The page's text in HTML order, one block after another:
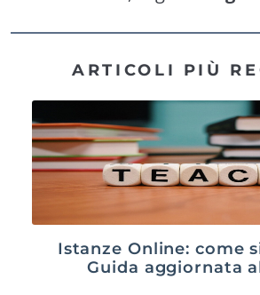
ARTICOLI PIÙ
Istanze Online: come
Guida aggiornata